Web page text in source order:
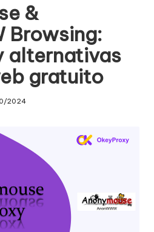
&
Browsing:
alternativas
gratuito
2024